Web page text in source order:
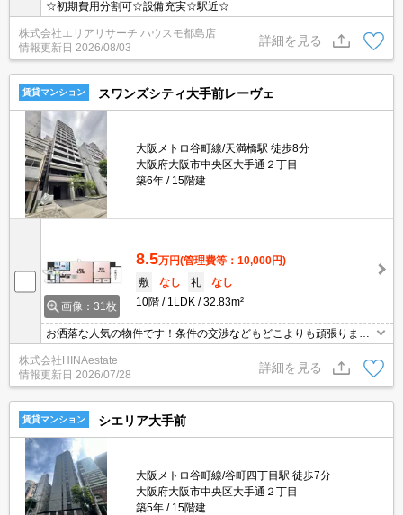
☆初期費用分割可☆設備充実☆駅近☆
株式会社エリアリサーチ ハウスモ都島店
情報更新日 2026/08/03
詳細を見る
賃貸マンション スワンズシティ大手前レーヴェ
大阪メトロ谷町線/天満橋駅 徒歩8分
大阪府大阪市中央区大手通２丁目
築6年
15階建
画像：31枚
8.5万円(管理費等：10,000円)
敷
なし 礼
なし
10階
1LDK 32.83m²
お洒落な人気の物件です！条件の交渉などもどこよりも頑張りま
す！なんでもお気軽にお申し付け下さいませ☆彡お問合せ心よりお
待ち致しております♪
株式会社HINAestate
情報更新日 2026/07/28
詳細を見る
賃貸マンション シエリア大手前
大阪メトロ谷町線/谷町四丁目駅 徒歩7分
大阪府大阪市中央区大手通２丁目
築5年
15階建